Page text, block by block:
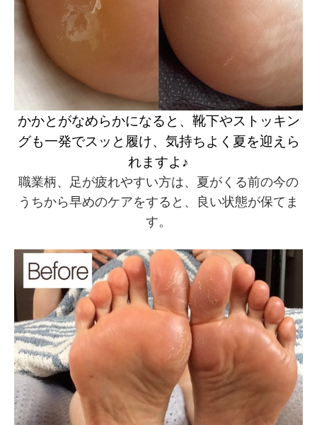
かかとがなめらかになると、靴下やストッキン
グも一発でスッと履け、気持ちよく夏を迎えら
れますよ♪
職業柄、足が疲れやすい方は、夏がくる前の今の
うちから早めのケアをすると、良い状態が保てま
す。